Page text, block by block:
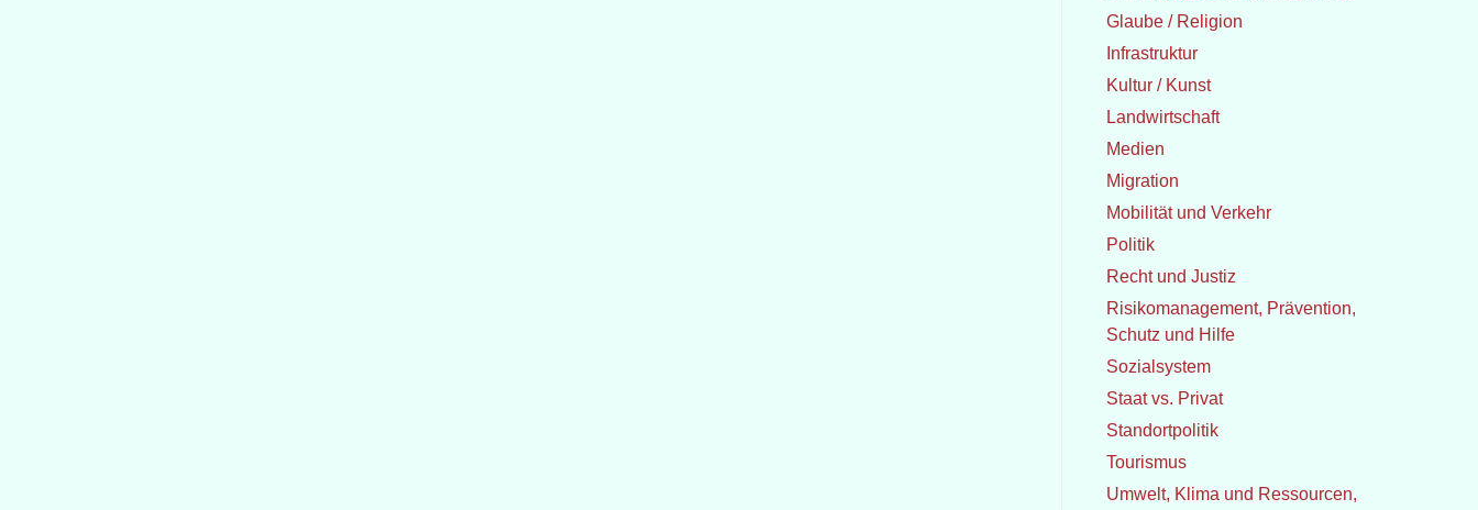
Glaube / Religion
Infrastruktur
Kultur / Kunst
Landwirtschaft
Medien
Migration
Mobilität und Verkehr
Politik
Recht und Justiz
Risikomanagement, Prävention,
Schutz und Hilfe
Sozialsystem
Staat vs. Privat
Standortpolitik
Tourismus
Umwelt, Klima und Ressourcen,